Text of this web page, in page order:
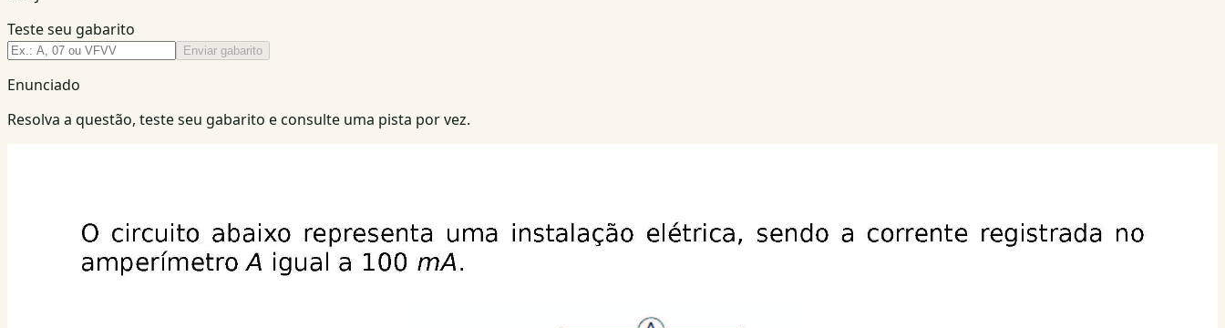
Teste seu gabarito
Enviar gabarito
Enunciado
Resolva a questão, teste seu gabarito e consulte uma pista por vez.